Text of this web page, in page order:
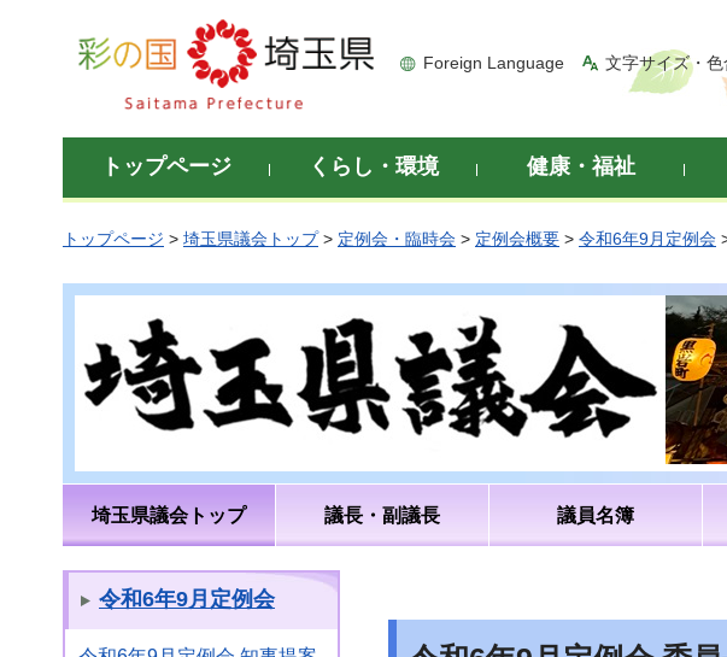
彩の国 埼玉県
Foreign Language 文字サイズ・色
トップページ くらし・環境 健康・福祉
トップページ > 埼玉県議会トップ> 定例会・臨時会 > 定例会概要 > 令和6年9月定例会
埼玉県議会トップ 議長・副議長 議員名簿
令和6年9月定例会